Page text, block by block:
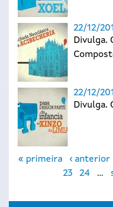
22/12/
Divulga.
22/12/
Divulga.
Páxinas
« primeira ‹ anterior
23
24 …